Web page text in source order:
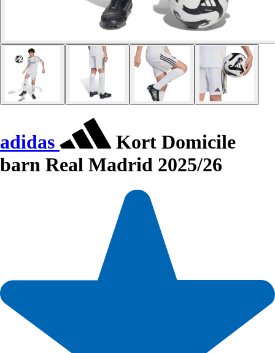
adidas
Kort Domicile
barn Real Madrid 2025/26